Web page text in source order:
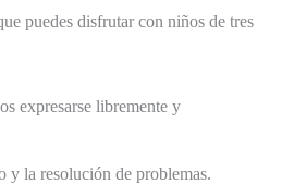
puedes disfrutar con niños de tres
expresarse libremente y
y la resolución de problemas.